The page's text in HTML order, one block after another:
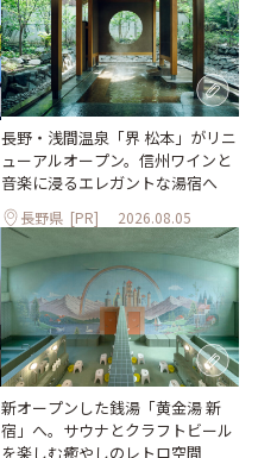
長野・浅間温泉「界 松本」がリニ
ューアルオープン。信州ワインと
音楽に浸るエレガントな湯宿へ
長野県 [PR] 2026.08.05
新オープンした銭湯「黄金湯 新
宿」へ。サウナとクラフトビール
を楽しむ癒やしのレトロ空間